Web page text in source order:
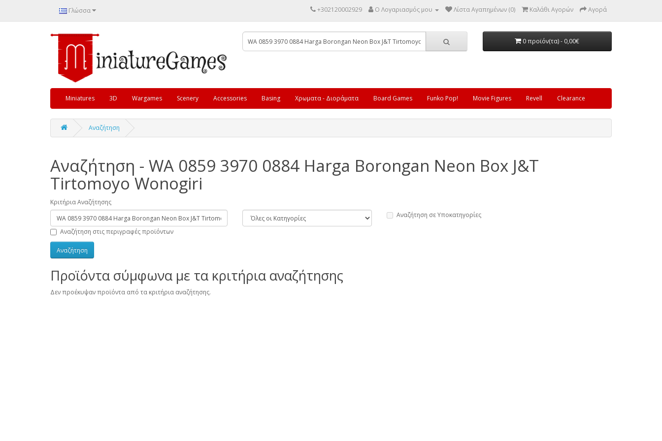
Γλώσσα +302120002929 Ο Λογαριασμός μου Λίστα Αγαπημένων (0) Καλάθι Αγορών Αγορά
0 προϊόν(τα) - 0,00€
Miniatures 3D Wargames Scenery Accessories Basing Χρωματα - Διοράματα Board Games Funko Pop! Movie Figures Revell Clearance
Αναζήτηση
Αναζήτηση - WA 0859 3970 0884 Harga Borongan Neon Box J&T
Tirtomoyo Wonogiri
Κριτήρια Αναζήτησης
Αναζήτηση σε Υποκατηγορίες
Αναζήτηση στις περιγραφές προϊόντων
Προϊόντα σύμφωνα με τα κριτήρια αναζήτησης
Δεν προέκυψαν προϊόντα από τα κριτήρια αναζήτησης.